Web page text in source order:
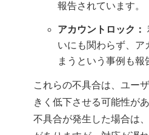
報告されています。
アカウントロック：
いにも関わらず、ア
まうという事例も報
これらの不具合は、ユー
きく低下させる可能性があ
不具合が発生した場合は